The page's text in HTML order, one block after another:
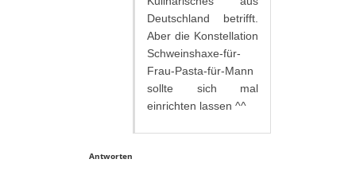
Deutschland betrifft.
Aber die Konstellation
Schweinshaxe-für-
Frau-Pasta-für-Mann
sollte sich mal
einrichten lassen ^^
Antworten